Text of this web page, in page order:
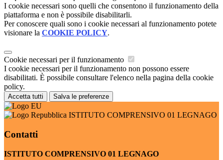
I cookie necessari sono quelli che consentono il funzionamento della
piattaforma e non è possibile disabilitarli.
Per conoscere quali sono i cookie necessari al funzionamento potete
visionare la COOKIE POLICY.
Cookie necessari per il funzionamento
I cookie necessari per il funzionamento non possono essere
disabilitati. È possibile consultare l'elenco nella pagina della cookie
policy.
Accetta tutti Salva le preferenze
ISTITUTO COMPRENSIVO 01 LEGNAGO
Contatti
ISTITUTO COMPRENSIVO 01 LEGNAGO